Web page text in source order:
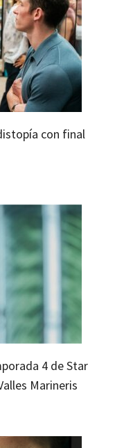
con final
4 de Star
Marineris